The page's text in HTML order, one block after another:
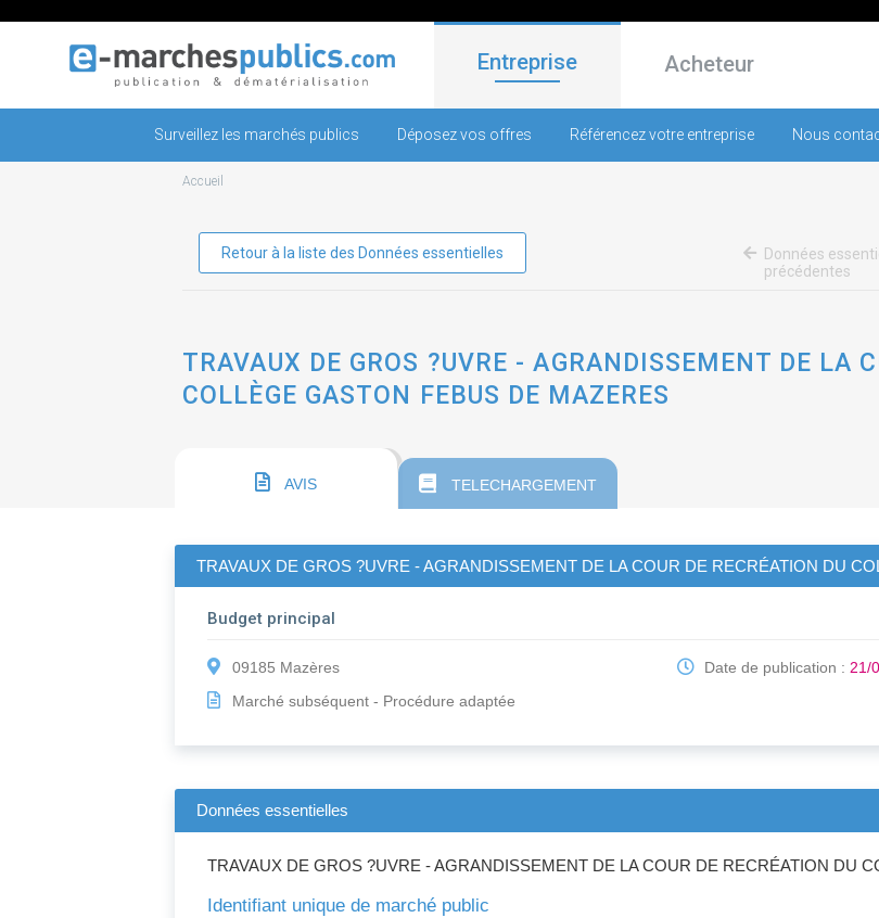
Entreprise Acheteur
Surveillez les marchés publics Déposez vos offres Référencez votre entreprise Nous
Accueil
Retour à la liste des Données essentielles
Données
précédentes
TRAVAUX DE GROS ?UVRE - AGRANDISSEMENT DE LA
COLLÈGE GASTON FEBUS DE MAZERES
AVIS TELECHARGEMENT
TRAVAUX DE GROS ?UVRE - AGRANDISSEMENT DE LA COUR DE RECRÉATION DU
Budget principal
09185 Mazères
Marché subséquent - Procédure adaptée
Date de publication :21/
Données essentielles
TRAVAUX DE GROS ?UVRE - AGRANDISSEMENT DE LA COUR DE RECRÉATION DU
Identifiant unique de marché public